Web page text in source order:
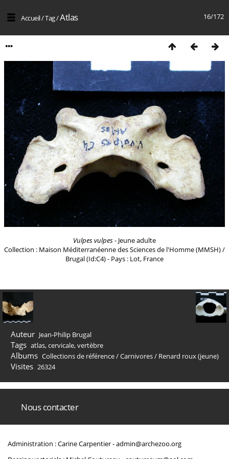
16/172
Accueil/Tag/Atlas
Vulpes vulpes- Jeune adulte
Collection : Maison Méditerranéenne des Sciences de l'Homme (MMSH) /
Brugal (Id:C4) - Pays : Lot, France
Auteur Jean-Philip Brugal
Tags atlas,cervicale,vertèbre
Albums Collections de référence/Carnivores/ Renard roux (jeune)
Visites 26324
Nous contacter
Administration : Carine Carpentier -admin@archezoo.org